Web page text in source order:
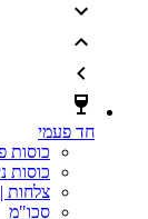
חד פעמי
כוסות
כוסות
צלחות
סכו"מ